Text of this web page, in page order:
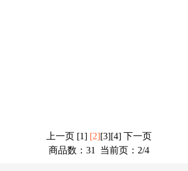
上一页 [1] [2][3][4] 下一页
商品数：31 当前页： 2/4